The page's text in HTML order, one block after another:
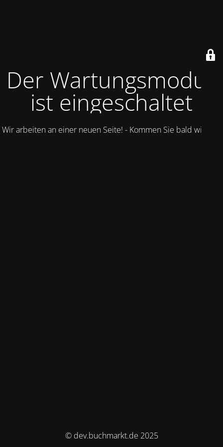
Der Wartungsmodus
ist eingeschaltet
Wir arbeiten an einer neuen Seite! - Kommen Sie bald wieder.
© dev.buchmarkt.de 2025